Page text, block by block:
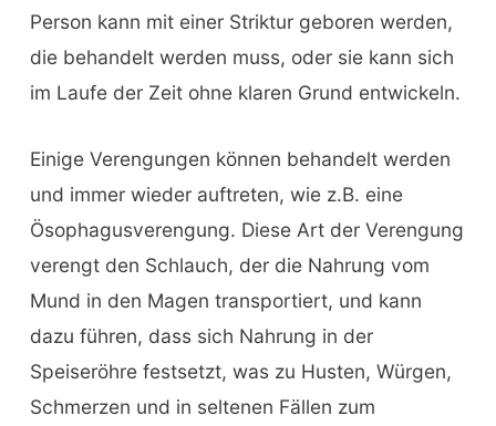
Person kann mit einer Striktur geboren werden,
die behandelt werden muss, oder sie kann sich
im Laufe der Zeit ohne klaren Grund entwickeln.
Einige Verengungen können behandelt werden
und immer wieder auftreten, wie z.B. eine
Ösophagusverengung. Diese Art der Verengung
verengt den Schlauch, der die Nahrung vom
Mund in den Magen transportiert, und kann
dazu führen, dass sich Nahrung in der
Speiseröhre festsetzt, was zu Husten, Würgen,
Schmerzen und in seltenen Fällen zum